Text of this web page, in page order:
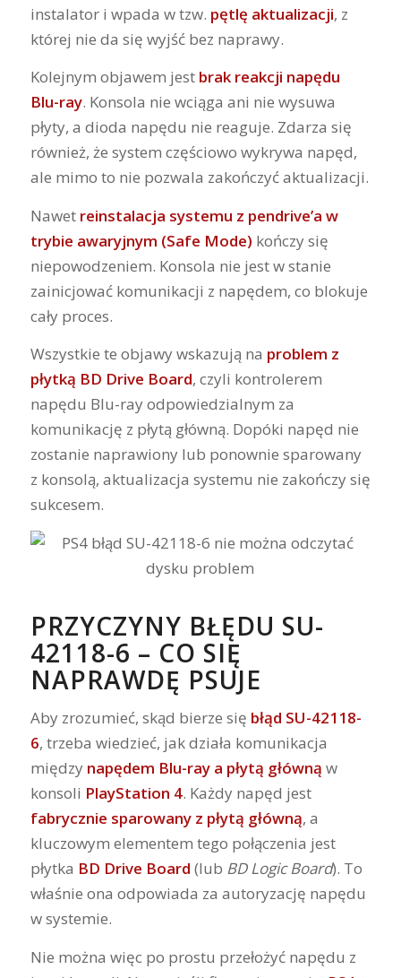
instalator i wpada w tzw. pętlę aktualizacji, z
której nie da się wyjść bez naprawy.
Kolejnym objawem jest brak reakcji napędu
Blu-ray. Konsola nie wciąga ani nie wysuwa
płyty, a dioda napędu nie reaguje. Zdarza się
również, że system częściowo wykrywa napęd,
ale mimo to nie pozwala zakończyć aktualizacji.
Nawet reinstalacja systemu z pendrive’a w
trybie awaryjnym (Safe Mode) kończy się
niepowodzeniem. Konsola nie jest w stanie
zainicjować komunikacji z napędem, co blokuje
cały proces.
Wszystkie te objawy wskazują na problem z
płytką BD Drive Board, czyli kontrolerem
napędu Blu-ray odpowiedzialnym za
komunikację z płytą główną. Dopóki napęd nie
zostanie naprawiony lub ponownie sparowany
z konsolą, aktualizacja systemu nie zakończy się
sukcesem.
PRZYCZYNY BŁĘDU SU-
42118-6 – CO SIĘ
NAPRAWDĘ PSUJE
Aby zrozumieć, skąd bierze się błąd SU-42118-
6, trzeba wiedzieć, jak działa komunikacja
między napędem Blu-ray a płytą główną w
konsoli PlayStation 4. Każdy napęd jest
fabrycznie sparowany z płytą główną, a
kluczowym elementem tego połączenia jest
płytka BD Drive Board (lub BD Logic Board). To
właśnie ona odpowiada za autoryzację napędu
w systemie.
Nie można więc po prostu przełożyć napędu z